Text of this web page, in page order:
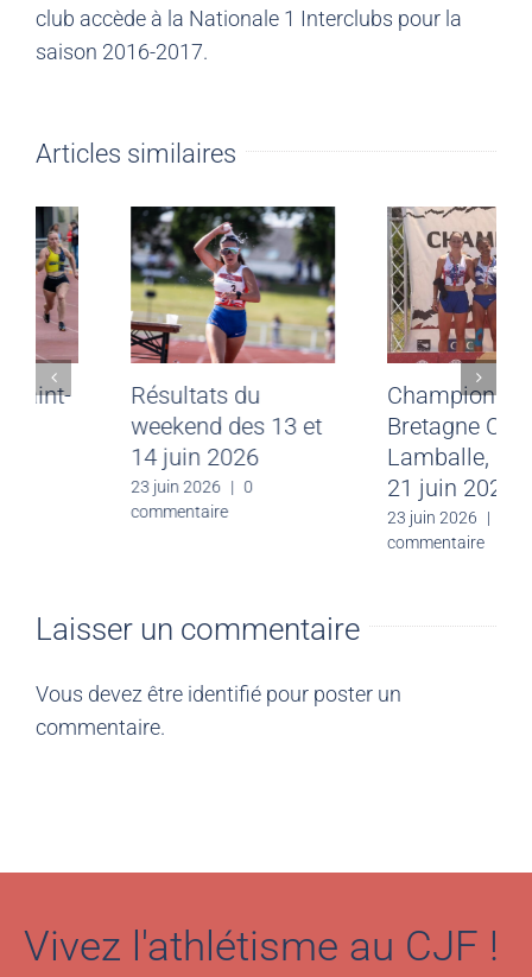
club accède à la Nationale 1 Interclubs pour la
saison 2016-2017.
Articles similaires
Meeting CJF Saint-
Malo du 28 juin
| 0
commentaire
Résultats du
weekend des 13 et
14 juin 2026
| 0
commentaire
commentaire.
Vivez l'athlétisme au CJF !